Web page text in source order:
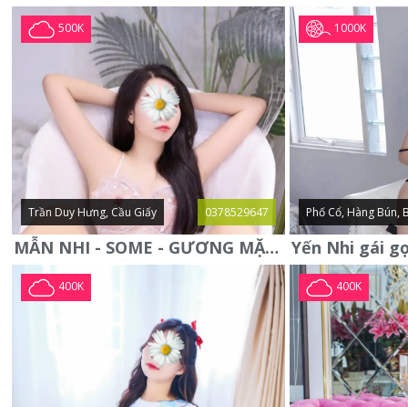
500K
Trần Duy Hưng, Cầu Giấy 0378529647
MẪN NHI - SOME - GƯƠNG MẶT XINH XẮN -CỰC CHIỀU KHÁCH
1000K
Phố Cổ, Hàng Bún,
400K 400K